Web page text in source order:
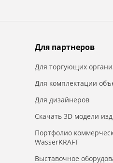
Для партнеров
Для торгующих
Для комплектации
Для дизайнеров
Скачать 3D модели
Портфолио
WasserKRAFT
Выставочное